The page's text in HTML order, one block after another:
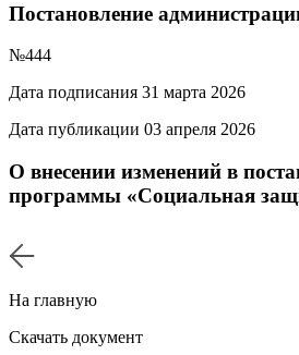
Постановление
№444
Дата подписания 31 марта 2026
Дата публикации 03 апреля 2026
О внесении изменений в
программы «Социальная
На главную
Скачать документ